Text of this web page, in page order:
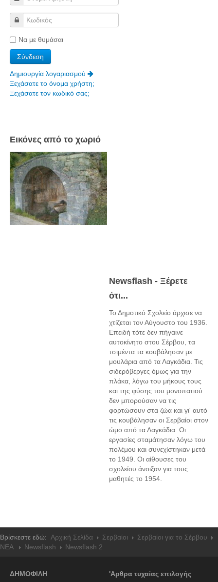
Φωτορεπορτάζ
Δημοτικά Τραγούδια
Albums Φωτογραφιών
Παλιές Φωτογραφίες του 1930
Πετρόκτιστα Σπίτια - Εκκλησίες
Πανοραμικές φωτογραφίες
Να με θυμάσαι
Δημιουργία λογαριασμού
Ξεχάσατε το όνομα χρήστη;
Ξεχάσατε τον κωδικό σας;
Εικόνες από το χωριό
Newsflash - Ξέρετε
ότι...
Το Δημοτικό Σχολείο άρχισε να
χτίζεται τον Αύγουστο του 1936.
Επειδή τότε δεν πήγαινε
αυτοκίνητο στου Σέρβου, τα
τσιμέντα τα κουβάλησαν με
μουλάρια από τα Λαγκάδια. Τις
σιδερόβεργες όμως για την
πλάκα, λόγω του μήκους τους
και της φύσης του μονοπατιού
δεν μπορούσαν να τις
φορτώσουν στα ζώα και γι' αυτό
τις κουβάλησαν οι Σερβαίοι στον
ώμο από τα Λαγκάδια. Οι
εργασίες σταμάτησαν λόγω του
πολέμου και συνεχίστηκαν μετά
το 1949. Οι αίθουσες του
σχολείου άνοιξαν για τους
μαθητές το 1954.
Βρίσκεστε εδώ: Αρχική Σελίδα Σερβαίοι
Σερβαίοι για το Σέρβου
NEA
Newsflash Newsflash 2
ΔΗΜΟΦΙΛΗ
'Αρθρα τυχαίας επιλογής